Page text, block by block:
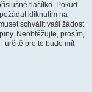
tlačítko. Pokud
kliknutím na
schválit vaši žádost
Neobtěžujte, prosím,
určitě pro to bude mít